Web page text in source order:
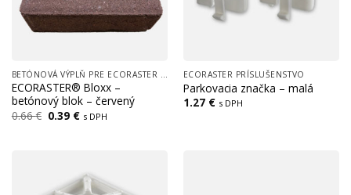
ECORASTER® Bloxx –
betónový blok – červený
0.66€ Pôvodná
cena
0.39 €Aktuálna
cena
s DPH
ECORASTER PRÍSLUŠENSTVO
Parkovacia značka – malá
1.27 € s DPH